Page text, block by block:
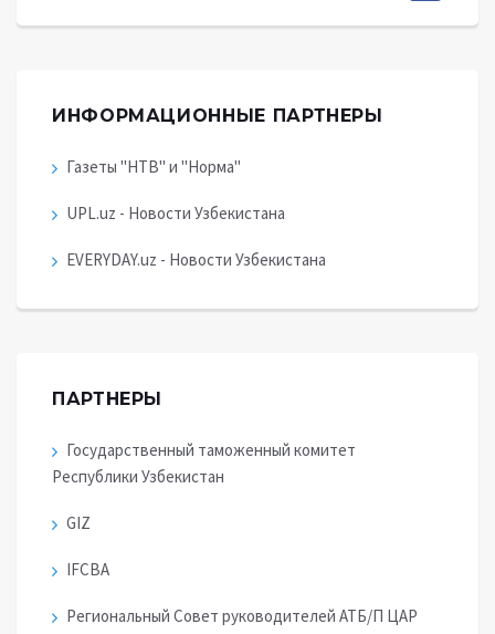
ИНФОРМАЦИОННЫЕ ПАРТНЕРЫ
Газеты "НТВ" и "Норма"
UPL.uz - Новости Узбекистана
EVERYDAY.uz - Новости Узбекистана
ПАРТНЕРЫ
Государственный таможенный комитет
Республики Узбекистан
GIZ
IFCBA
Региональный Совет руководителей АТБ/П ЦАР